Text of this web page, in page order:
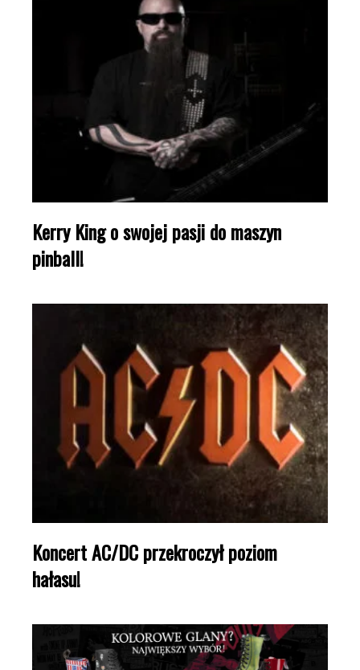
Kerry King o swojej pasji do maszyn
pinball!
Koncert AC/DC przekroczył poziom
hałasu!